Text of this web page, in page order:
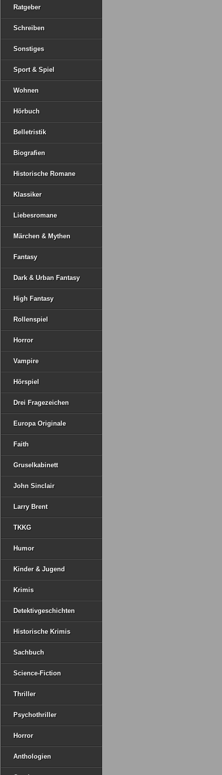
Ratgeber
Schreiben
Sonstiges
Sport & Spiel
Wohnen
Hörbuch
Belletristik
Biografien
Historische Romane
Klassiker
Liebesromane
Märchen & Mythen
Fantasy
Dark & Urban Fantasy
High Fantasy
Rollenspiel
Horror
Vampire
Hörspiel
Drei Fragezeichen
Europa Originale
Faith
Gruselkabinett
John Sinclair
Larry Brent
TKKG
Humor
Kinder & Jugend
Krimis
Detektivgeschichten
Historische Krimis
Sachbuch
Science-Fiction
Thriller
Psychothriller
Horror
Anthologien